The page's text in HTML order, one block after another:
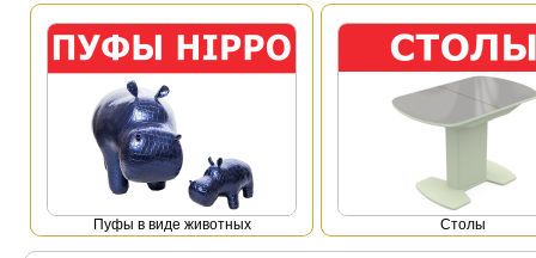
Пуфы в виде животных Столы